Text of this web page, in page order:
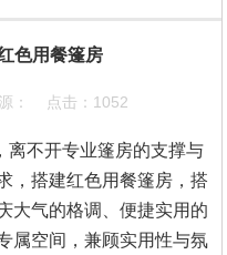
色用餐篷房
： 点击：1052
不开专业篷房的支撑与
，搭建红色用餐篷房，搭
大气的格调、便捷实用的
属空间，兼顾实用性与氛